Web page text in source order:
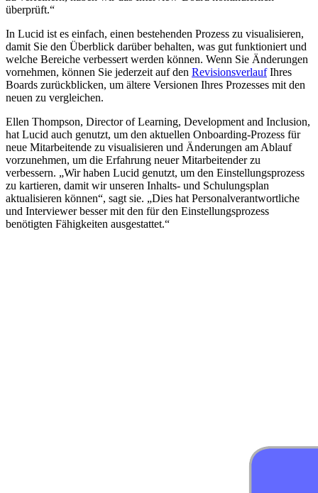
überprüft.“
In Lucid ist es einfach, einen bestehenden Prozess zu visualisieren,
damit Sie den Überblick darüber behalten, was gut funktioniert und
welche Bereiche verbessert werden können. Wenn Sie Änderungen
vornehmen, können Sie jederzeit auf den RevisionsverlaufIhres
Boards zurückblicken, um ältere Versionen Ihres Prozesses mit den
neuen zu vergleichen.
Ellen Thompson, Director of Learning, Development and Inclusion,
hat Lucid auch genutzt, um den aktuellen Onboarding-Prozess für
neue Mitarbeitende zu visualisieren und Änderungen am Ablauf
vorzunehmen, um die Erfahrung neuer Mitarbeitender zu
verbessern. „Wir haben Lucid genutzt, um den Einstellungsprozess
zu kartieren, damit wir unseren Inhalts- und Schulungsplan
aktualisieren können“, sagt sie. „Dies hat Personalverantwortliche
und Interviewer besser mit den für den Einstellungsprozess
benötigten Fähigkeiten ausgestattet.“